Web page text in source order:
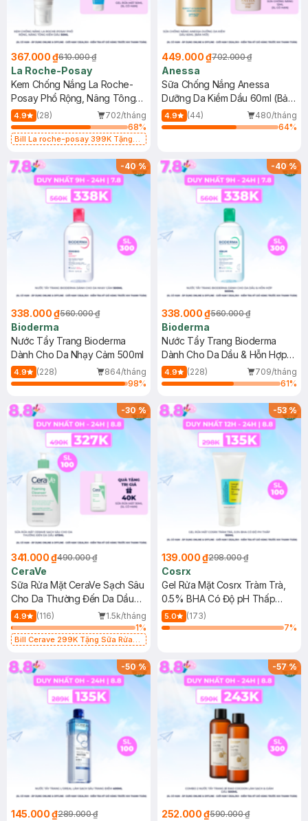
367.000 ₫610.000 ₫
La Roche-Posay
Kem Chống Nắng La Roche-
Posay Phổ Rộng, Nâng Tông
Kiềm Dầu 50ml
4.9 (28)
702/tháng
68%
Bill La roche-posay 399K Tặng
(SL có hạn)
449.000 ₫702.000 ₫
Anessa
Sữa Chống Nắng Anessa
Dưỡng Da Kiềm Dầu 60ml (Bản
Mới)
4.9 (44)
480/tháng
64%
-40%
338.000 ₫560.000 ₫
Bioderma
Nước Tẩy Trang Bioderma
Dành Cho Da Nhạy Cảm 500ml
4.9 (228)
864/tháng
98%
-40%
338.000 ₫560.000 ₫
Bioderma
Nước Tẩy Trang Bioderma
Dành Cho Da Dầu & Hỗn Hợp
500ml
4.9 (228)
709/tháng
61%
-30%
341.000 ₫490.000 ₫
CeraVe
Sữa Rửa Mặt CeraVe Sạch Sâu
Cho Da Thường Đến Da Dầu
473ml
4.9 (116)
1.5k/tháng
1%
Bill Cerave 299K Tặng Sữa Rửa
-53%
139.000 ₫298.000 ₫
Cosrx
Gel Rửa Mặt Cosrx Tràm Trà,
0.5% BHA Có Độ pH Thấp
150ml
5.0
(173)
7%
-50%
145.000 ₫289.000 ₫
-57%
252.000 ₫590.000 ₫